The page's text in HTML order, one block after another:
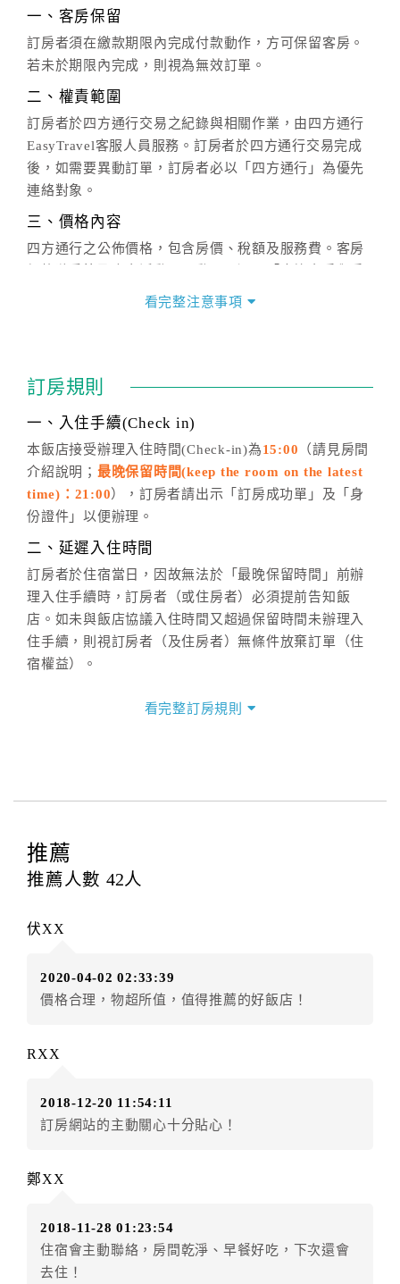
一、客房保留
訂房者須在繳款期限內完成付款動作，方可保留客房。
若未於期限內完成，則視為無效訂單。
二、權責範圍
訂房者於四方通行交易之紀錄與相關作業，由四方通行
EasyTravel客服人員服務。訂房者於四方通行交易完成
後，如需要異動訂單，訂房者必以「四方通行」為優先
連絡對象。
三、價格內容
四方通行之公佈價格，包含房價、稅額及服務費。客房
價」之當日價格為標準。
話方式異動訂單。
※非客服時間之申辦異動，皆為次日計算及辦理。
五、客服時間
週一至週日，上午9:00～晚上6:00
六、聯絡方式
(07)9682715 。
看完整注意事項
訂房規則
一、入住手續(Check in)
本飯店接受辦理入住時間(Check-in)為15:00 （請見房間
介紹說明； 最晚保留時間(keep the room on the latest
time)：21:00），訂房者請出示「訂房成功單」及「身
份證件」以便辦理。
二、延遲入住時間
訂房者於住宿當日，因故無法於「最晚保留時間」前辦
理入住手續時，訂房者（或住房者）必須提前告知飯
店。如未與飯店協議入住時間又超過保留時間未辦理入
住手續，則視訂房者（及住房者）無條件放棄訂單（住
宿權益）。
四、訂單異動
提出申辦不得異動訂單。
每筆訂單異動限定
辦理取消退款。
房者應補足差額。（限原訂飯店）
房者不得要求退其差額。（限原訂飯店）
額3個月
．訂房者使用「保留住宿金額」時，請注意！為避免飯
店客滿，敬請及早計畫，如逾時未提出申辦，視同無條
．每筆訂單異動限定乙次，限原訂飯店，異動完成後不
訂房者應補足差額。 限原訂飯店
．訂單異動後，訂單費用總計小於原訂單費用總計時，
看完整訂房規則
推薦
推薦人數 42人
伏XX
2020-04-02 02:33:39
價格合理，物超所值，值得推薦的好飯店！
RXX
2018-12-20 11:54:11
訂房網站的主動關心十分貼心！
鄭XX
2018-11-28 01:23:54
住宿會主動聯絡，房間乾淨、早餐好吃，下次還會
去住！